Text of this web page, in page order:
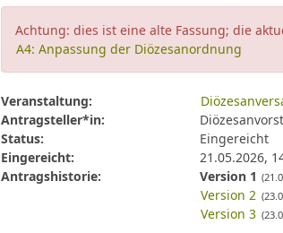
Achtung: dies ist eine alte Fassung; die
A4: Anpassung der Diözesanordnung
Diese
Tabelle
beschreibt
den
Status,
Veranstaltung:
Antragsteller*in:
Status:
Eingereicht
Eingereicht:
21.05.2026,
Antragshistorie:
Version 1
Version 2
Version 3